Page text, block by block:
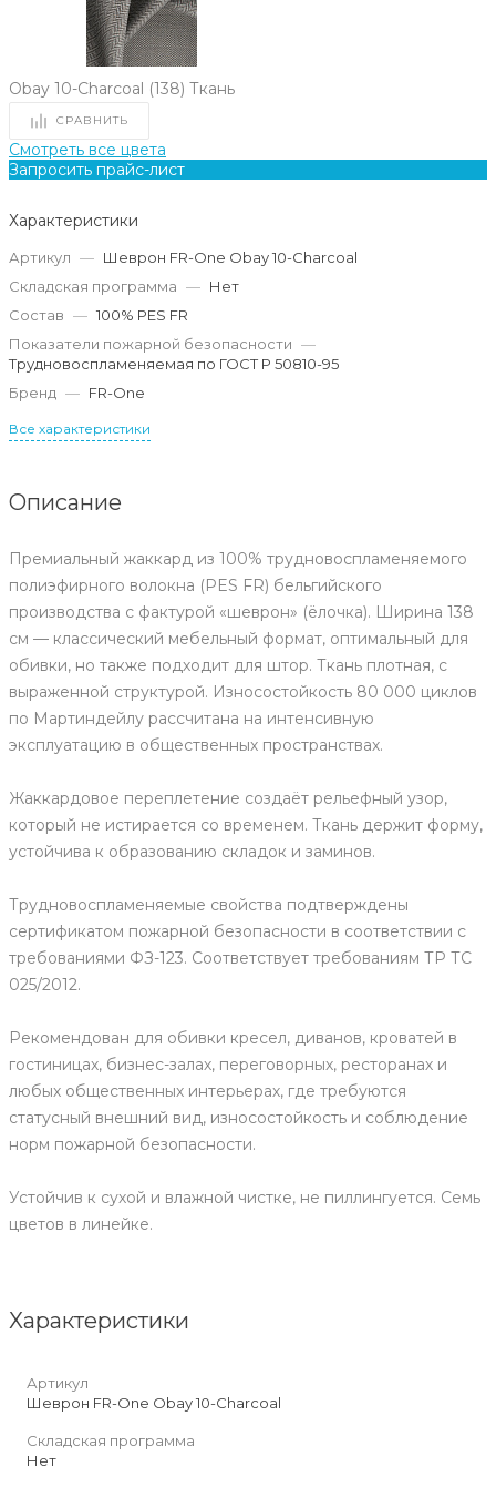
Obay 10-Charcoal (138) Ткань
СРАВНИТЬ
Смотреть все цвета
Запросить прайс-лист
Характеристики
Артикул — Шеврон FR-One Obay 10-Charcoal
Складская программа — Нет
Состав — 100% PES FR
Показатели пожарной безопасности —
Трудновоспламеняемая по ГОСТ Р 50810-95
Бренд — FR-One
Все характеристики
Описание
Премиальный жаккард из 100% трудновоспламеняемого
полиэфирного волокна (PES FR) бельгийского
производства с фактурой «шеврон» (ёлочка). Ширина 138
см — классический мебельный формат, оптимальный для
обивки, но также подходит для штор. Ткань плотная, с
выраженной структурой. Износостойкость 80 000 циклов
по Мартиндейлу рассчитана на интенсивную
эксплуатацию в общественных пространствах.
Жаккардовое переплетение создаёт рельефный узор,
который не истирается со временем. Ткань держит форму,
устойчива к образованию складок и заминов.
Трудновоспламеняемые свойства подтверждены
сертификатом пожарной безопасности в соответствии с
требованиями ФЗ-123. Соответствует требованиям ТР ТС
025/2012.
Рекомендован для обивки кресел, диванов, кроватей в
гостиницах, бизнес-залах, переговорных, ресторанах и
любых общественных интерьерах, где требуются
статусный внешний вид, износостойкость и соблюдение
норм пожарной безопасности.
Устойчив к сухой и влажной чистке, не пиллингуется. Семь
цветов в линейке.
Характеристики
Артикул
Шеврон FR-One Obay 10-Charcoal
Складская программа
Нет